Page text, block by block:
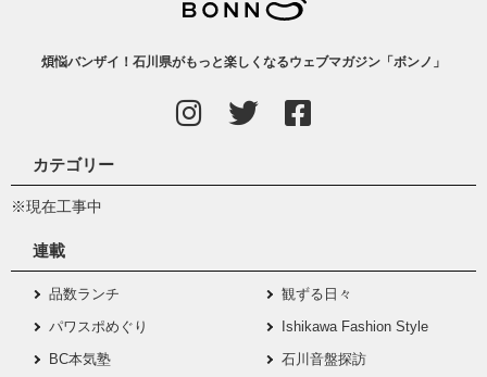
煩悩バンザイ！石川県がもっと楽しくなるウェブマガジン「ボンノ」
カテゴリー
※現在工事中
連載
品数ランチ
観ずる日々
パワスポめぐり
Ishikawa Fashion Style
BC本気塾
石川音盤探訪